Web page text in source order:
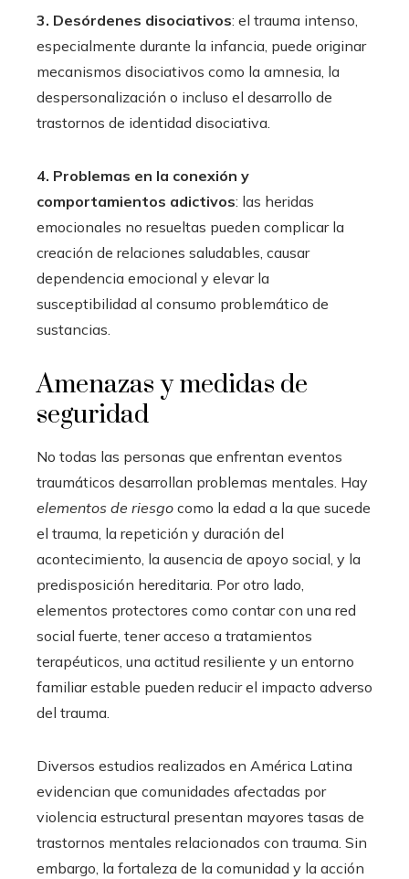
3. Desórdenes disociativos: el trauma intenso,
especialmente durante la infancia, puede originar
mecanismos disociativos como la amnesia, la
despersonalización o incluso el desarrollo de
trastornos de identidad disociativa.
4. Problemas en la conexión y
comportamientos adictivos: las heridas
emocionales no resueltas pueden complicar la
creación de relaciones saludables, causar
dependencia emocional y elevar la
susceptibilidad al consumo problemático de
sustancias.
Amenazas y medidas de
seguridad
No todas las personas que enfrentan eventos
traumáticos desarrollan problemas mentales. Hay
elementos de riesgo como la edad a la que sucede
el trauma, la repetición y duración del
acontecimiento, la ausencia de apoyo social, y la
predisposición hereditaria. Por otro lado,
elementos protectores como contar con una red
social fuerte, tener acceso a tratamientos
terapéuticos, una actitud resiliente y un entorno
familiar estable pueden reducir el impacto adverso
del trauma.
Diversos estudios realizados en América Latina
evidencian que comunidades afectadas por
violencia estructural presentan mayores tasas de
trastornos mentales relacionados con trauma. Sin
embargo, la fortaleza de la comunidad y la acción